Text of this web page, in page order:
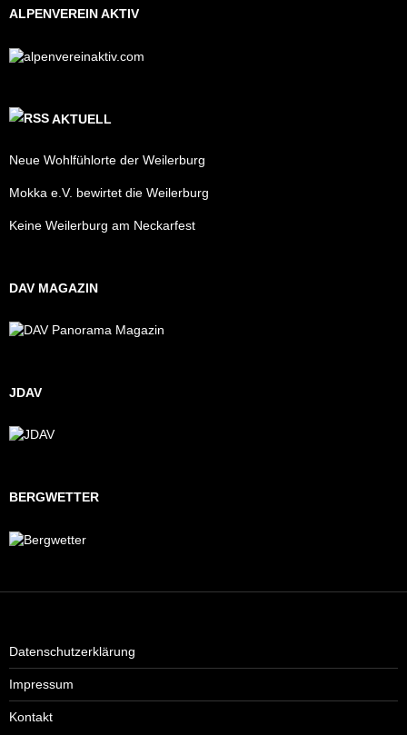
ALPENVEREIN AKTIV
AKTUELL
Neue Wohlfühlorte der Weilerburg
Mokka e.V. bewirtet die Weilerburg
Keine Weilerburg am Neckarfest
DAV MAGAZIN
JDAV
BERGWETTER
Datenschutzerklärung
Impressum
Kontakt